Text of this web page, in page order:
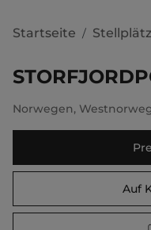
Startseite /
Norwegen,
Auf